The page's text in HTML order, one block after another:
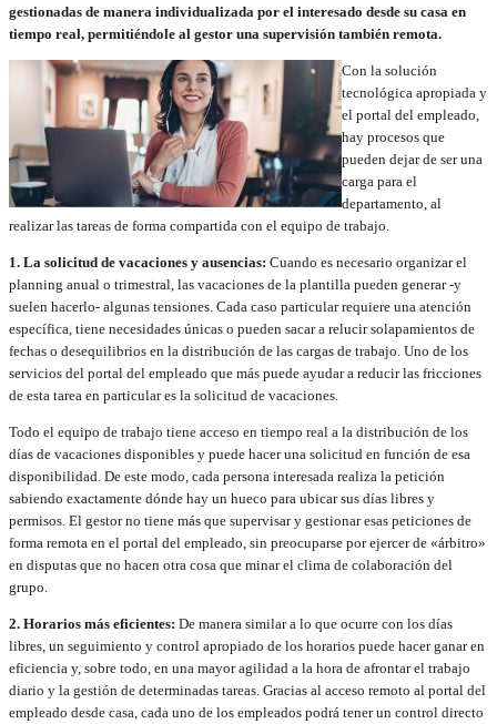
gestionadas de manera individualizada por el interesado desde su casa en
tiempo real, permitiéndole al gestor una supervisión también remota.
Con la solución
tecnológica apropiada y
el portal del empleado,
hay procesos que
pueden dejar de ser una
carga para el
departamento, al
realizar las tareas de forma compartida con el equipo de trabajo.
1. La solicitud de vacaciones y ausencias: Cuando es necesario organizar el
planning anual o trimestral, las vacaciones de la plantilla pueden generar -y
suelen hacerlo- algunas tensiones. Cada caso particular requiere una atención
específica, tiene necesidades únicas o pueden sacar a relucir solapamientos de
fechas o desequilibrios en la distribución de las cargas de trabajo. Uno de los
servicios del portal del empleado que más puede ayudar a reducir las fricciones
de esta tarea en particular es la solicitud de vacaciones.
Todo el equipo de trabajo tiene acceso en tiempo real a la distribución de los
días de vacaciones disponibles y puede hacer una solicitud en función de esa
disponibilidad. De este modo, cada persona interesada realiza la petición
sabiendo exactamente dónde hay un hueco para ubicar sus días libres y
permisos. El gestor no tiene más que supervisar y gestionar esas peticiones de
forma remota en el portal del empleado, sin preocuparse por ejercer de «árbitro»
en disputas que no hacen otra cosa que minar el clima de colaboración del
grupo.
2. Horarios más eficientes: De manera similar a lo que ocurre con los días
libres, un seguimiento y control apropiado de los horarios puede hacer ganar en
eficiencia y, sobre todo, en una mayor agilidad a la hora de afrontar el trabajo
diario y la gestión de determinadas tareas. Gracias al acceso remoto al portal del
empleado desde casa, cada uno de los empleados podrá tener un control directo